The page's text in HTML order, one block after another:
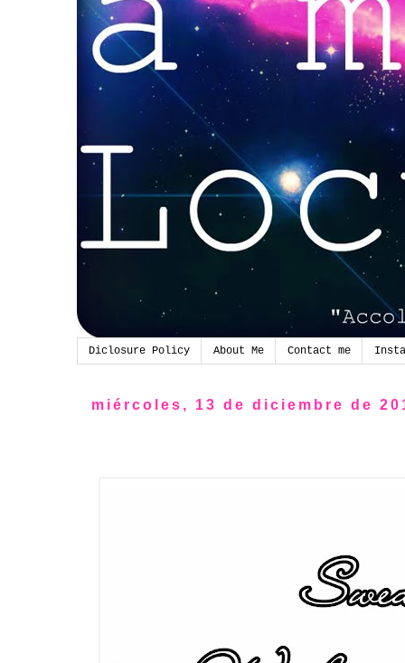
Diclosure Policy About Me Contact me
miércoles, 13 de diciembre de